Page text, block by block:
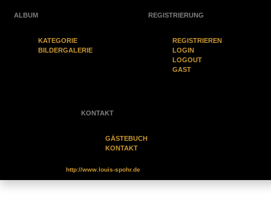
ALBUM
KATEGORIE
BILDERGALERIE
REGISTRIERUNG
REGISTRIEREN
LOGIN
LOGOUT
GAST
KONTAKT
GÄSTEBUCH
KONTAKT
http://www.louis-spohr.de